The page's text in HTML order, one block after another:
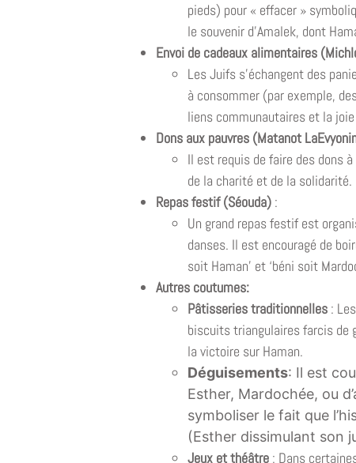
pieds) pour « effacer »
le souvenir d’Amalek, dont
Envoi de cadeaux alimentaires
Les Juifs s’échangent des
à consommer (par exemple,
liens communautaires et la
Dons aux pauvres (Matanot
Il est requis de faire des dons
de la charité et de la solidarité.
Repas festif (Séouda) :
Un grand repas festif est
danses. Il est encouragé de
soit Haman’ et ‘béni soit
Autres coutumes:
Pâtisseries traditionnelles : Les
biscuits triangulaires farcis de
la victoire sur Haman.
Déguisements: Il est
Esther, Mardochée, ou
symboliser le fait que
(Esther dissimulant son
Jeux et théâtre : Dans